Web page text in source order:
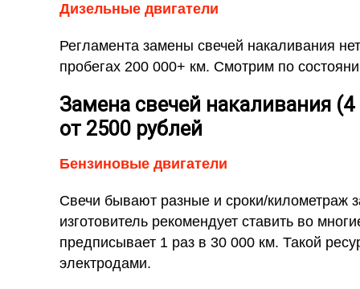
Дизельные двигатели
Регламента замены свечей накаливания
пробегах 200 000+ км. Смотрим по
Замена свечей накаливания
от 2500 рублей
Бензиновые двигатели
Свечи бывают разные и сроки/километраж
изготовитель рекомендует ставить во
предписывает 1 раз в 30 000 км. Такой
электродами.